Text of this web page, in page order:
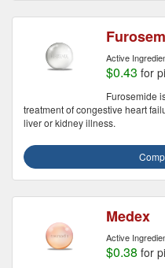
Active
$0.43 for
Furosemide
treatment of congestive heart
liver or kidney illness.
Medex
Active
$0.38 for